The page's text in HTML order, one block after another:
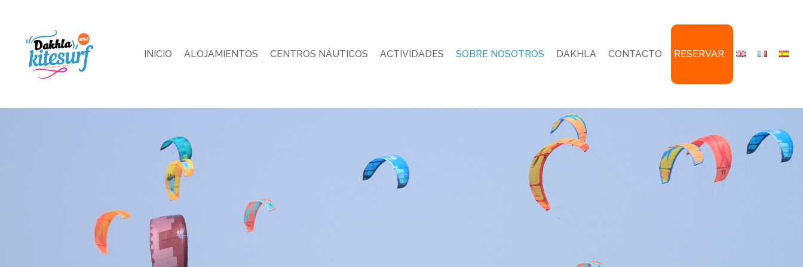
INICIO ALOJAMIENTOS CENTROS NÁUTICOS ACTIVIDADES SOBRE NOSOTROS DAKHLA CONTACTO RESERVAR